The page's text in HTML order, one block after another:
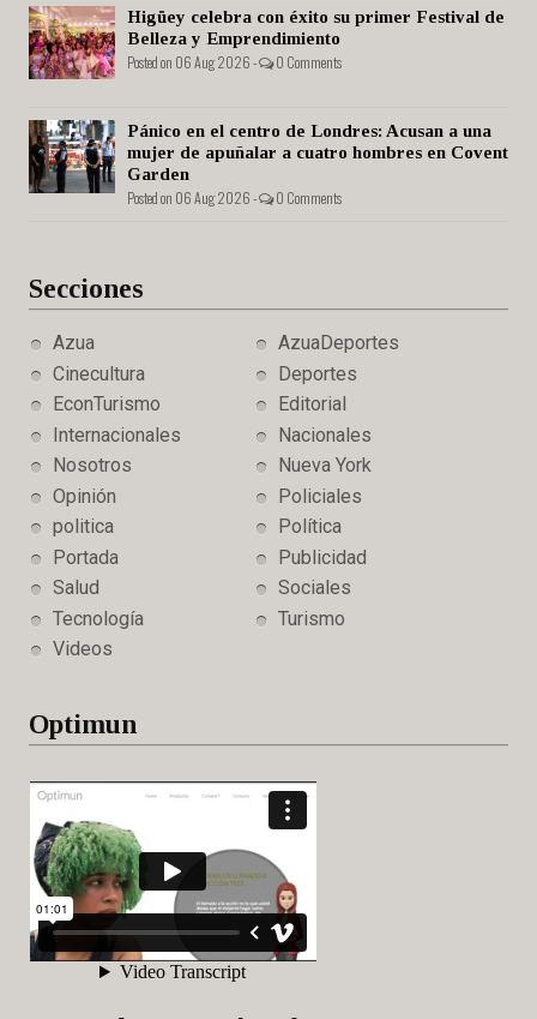
Higüey celebra con éxito su primer Festival de
Belleza y Emprendimiento
Posted on 06 Aug 2026 - 0 Comments
Pánico en el centro de Londres: Acusan a una
mujer de apuñalar a cuatro hombres en Covent
Garden
Posted on 06 Aug 2026 - 0 Comments
Secciones
Azua
AzuaDeportes
Cinecultura
Deportes
EconTurismo
Editorial
Internacionales
Nacionales
Nosotros
Nueva York
Opinión
Policiales
politica
Política
Portada
Publicidad
Salud
Sociales
Tecnología
Turismo
Videos
Optimun